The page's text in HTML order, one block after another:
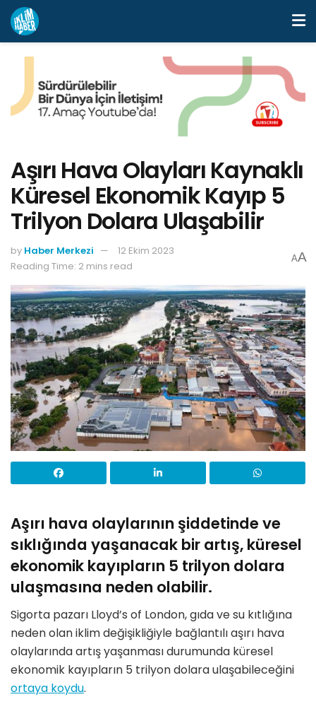
Aşırı Hava Olayları Kaynaklı
Küresel Ekonomik Kayıp 5
Trilyon Dolara Ulaşabilir
by Haber Merkezi
12 Ekim 2023
Reading Time: 2 mins read
AA
Aşırı hava olaylarının şiddetinde ve
sıklığında yaşanacak bir artış, küresel
ekonomik kayıpların 5 trilyon dolara
ulaşmasına neden olabilir.
Sigorta pazarı Lloyd’s of London, gıda ve su kıtlığına
neden olan iklim değişikliğiyle bağlantılı aşırı hava
olaylarında artış yaşanması durumunda küresel
ekonomik kayıpların 5 trilyon dolara ulaşabileceğini
ortaya koydu.